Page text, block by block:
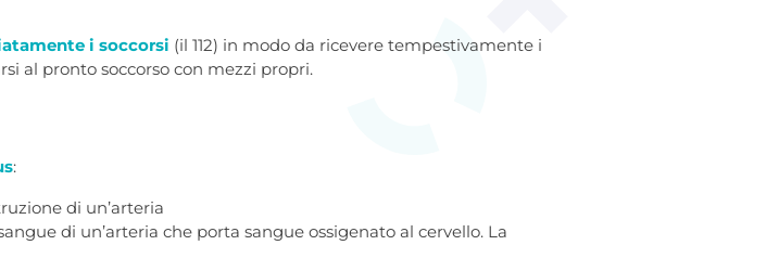
i soccorsi (il 112) in modo da ricevere tempestivamente i
al pronto soccorso con mezzi propri.
:
di un’arteria
di un’arteria che porta sangue ossigenato al cervello. La